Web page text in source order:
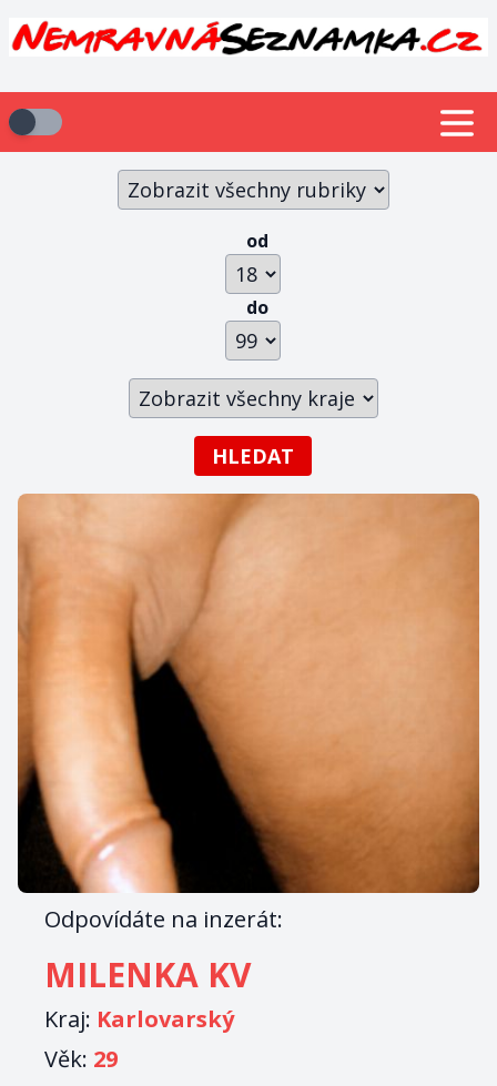
od
do
HLEDAT
Odpovídáte na inzerát:
MILENKA KV
Kraj: Karlovarský
Věk: 29